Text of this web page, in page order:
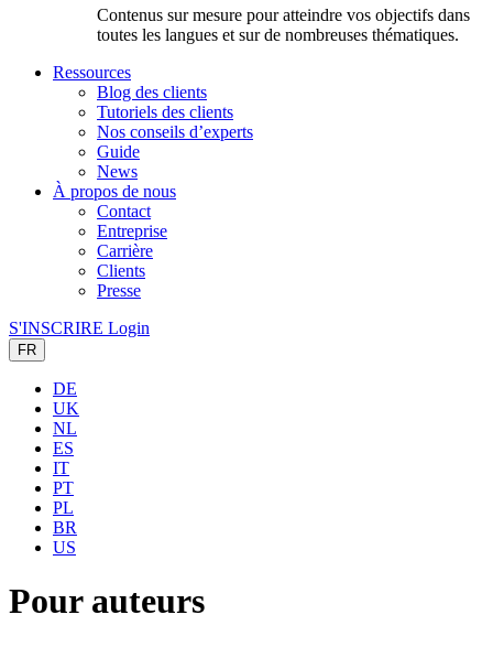
Contenus sur mesure pour atteindre vos objectifs dans
toutes les langues et sur de nombreuses thématiques.
Ressources
Blog des clients
Tutoriels des clients
Nos conseils d’experts
Guide
News
À propos de nous
Contact
Entreprise
Carrière
Clients
Presse
S'INSCRIRE Login
FR
DE
UK
NL
ES
IT
PT
PL
BR
US
Pour auteurs